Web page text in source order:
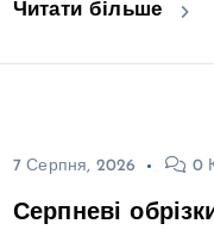
Читати більше
7 Серпня, 2026 0
Серпневі